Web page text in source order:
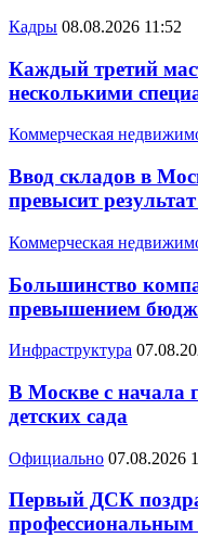
Кадры 08.08.2026 11:52
Каждый третий
несколькими
Коммерческая
Ввод складов в
превысит
Коммерческая
Большинство
превышением
Инфраструктура
В Москве с начала
детских сада
Официально 07.08.2026
Первый ДСК